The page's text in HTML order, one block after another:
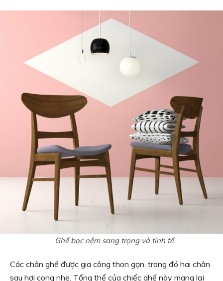
Ghế bọc nệm sang trọng và tinh tế
Các chân ghế được gia công thon gọn, trong đó hai chân
sau hơi cong nhẹ. Tổng thể của chiếc ghế này mang lại